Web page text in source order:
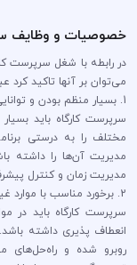
خصوصیات و وظایف
در رابطه با شغل سرپرست
می‌توان بر آنها تاکید کرد
1. بسیار منظم بودن و توانایی در برنامه‌ریزی و مدیریت وظایف مختلف:
سرپرست کارگاه باید
مختلف را به درستی
مدیریت آن‌ها را داشته
مدیریت زمان و کنترل
2. برخورد مناسب با موارد غیرمنتظره و انعطاف پذیری در مواجهه با مشکلات:
سرپرست کارگاه باید در
انعطاف پذیری داشته
روبرو شده و راه‌حل‌های